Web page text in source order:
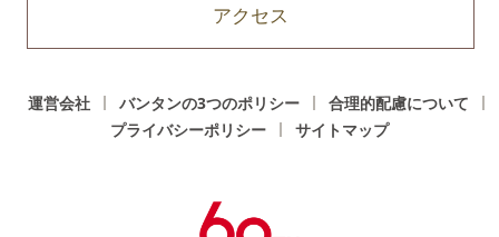
アクセス
運営会社 バンタンの3つのポリシー
合理的配慮について
プライバシーポリシー
サイトマップ